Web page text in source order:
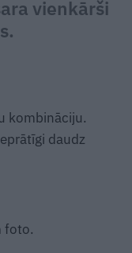
vienkārši
kombināciju.
daudz
foto.